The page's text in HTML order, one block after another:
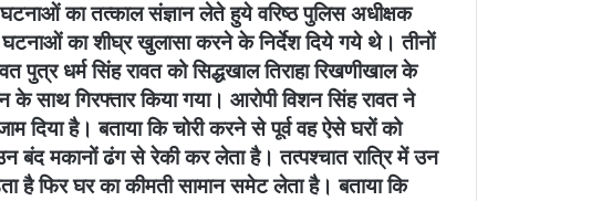
का तत्काल संज्ञान लेते हुये वरिष्ठ पुलिस अधीक्षक
घटनाओं का शीघ्र खुलासा करने के निर्देश दिये गये थे। तीनों
पुत्र धर्म सिंह रावत को सिद्धखाल तिराहा रिखणीखाल के
साथ गिरफ्तार किया गया। आरोपी विशन सिंह रावत ने
दिया है। बताया कि चोरी करने से पूर्व वह ऐसे घरों को
बंद मकानों ढंग से रेकी कर लेता है। तत्पश्चात रात्रि में उन
है फिर घर का कीमती सामान समेट लेता है। बताया कि